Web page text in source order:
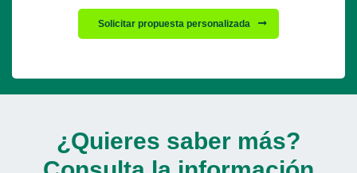
Solicitar propuesta personalizada
¿Quieres saber más?